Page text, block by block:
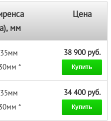
мм
Цена
*
38 900 руб.
Купить
*
34 400 руб.
Купить